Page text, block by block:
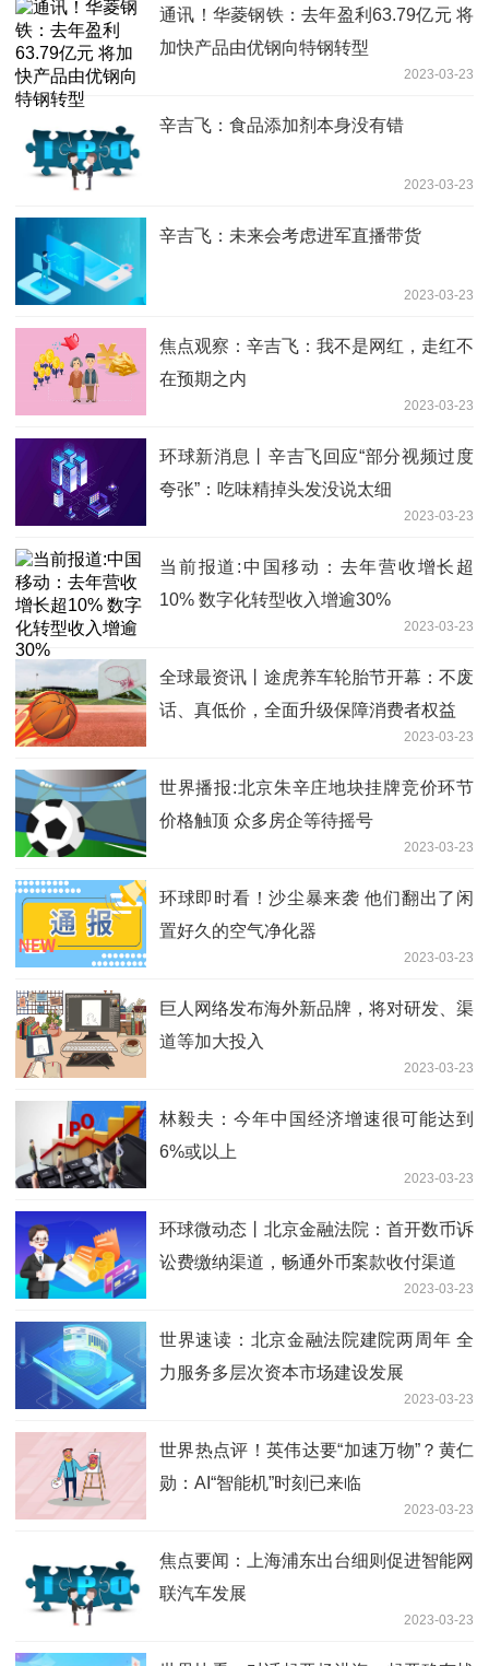
通讯！华菱钢铁：去年盈利63.79亿元 将
加快产品由优钢向特钢转型
2023-03-23
辛吉飞：食品添加剂本身没有错
2023-03-23
辛吉飞：未来会考虑进军直播带货
2023-03-23
焦点观察：辛吉飞：我不是网红，走红不
在预期之内
2023-03-23
环球新消息丨辛吉飞回应“部分视频过度
夸张”：吃味精掉头发没说太细
2023-03-23
当前报道:中国移动：去年营收增长超
10% 数字化转型收入增逾30%
2023-03-23
全球最资讯丨途虎养车轮胎节开幕：不废
话、真低价，全面升级保障消费者权益
2023-03-23
世界播报:北京朱辛庄地块挂牌竞价环节
价格触顶 ​众多房企等待摇号
2023-03-23
环球即时看！沙尘暴来袭 他们翻出了闲
置好久的空气净化器
2023-03-23
巨人网络发布海外新品牌，将对研发、渠
道等加大投入
2023-03-23
林毅夫：今年中国经济增速很可能达到
6%或以上
2023-03-23
环球微动态丨北京金融法院：首开数币诉
讼费缴纳渠道，畅通外币案款收付渠道
2023-03-23
世界速读：北京金融法院建院两周年 全
力服务多层次资本市场建设发展
2023-03-23
世界热点评！英伟达要“加速万物”？黄仁
勋：AI“智能机”时刻已来临
2023-03-23
焦点要闻：上海浦东出台细则促进智能网
联汽车发展
2023-03-23